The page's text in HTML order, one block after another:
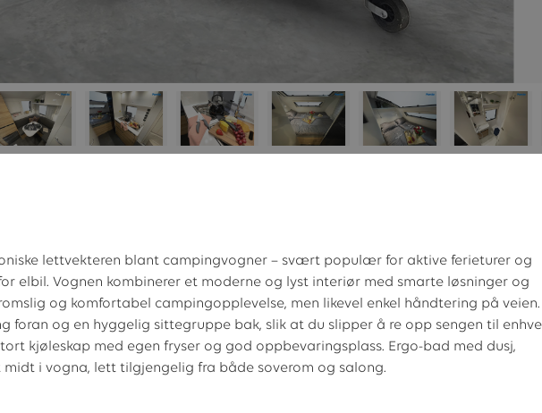
lettvekteren blant campingvogner – svært populær for aktive ferieturer og
elbil. Vognen kombinerer et moderne og lyst interiør med smarte løsninger og
og komfortabel campingopplevelse, men likevel enkel håndtering på veien.
foran og en hyggelig sittegruppe bak, slik at du slipper å re opp sengen til
kjøleskap med egen fryser og god oppbevaringsplass. Ergo-bad med dusj,
i vogna, lett tilgjengelig fra både soverom og salong.